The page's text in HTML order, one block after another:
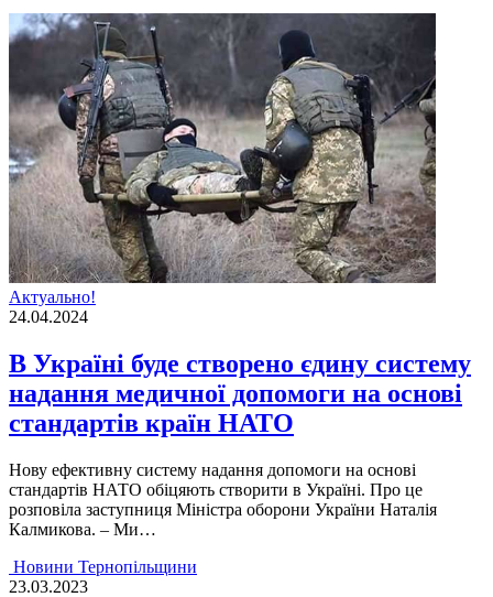
Актуально!
24.04.2024
В Україні буде створено єдину систему
надання медичної допомоги на основі
стандартів країн НАТО
Нову ефективну систему надання допомоги на основі
стандартів НАТО обіцяють створити в Україні. Про це
розповіла заступниця Міністра оборони України Наталія
Калмикова. – Ми…
Новини Тернопільщини
23.03.2023